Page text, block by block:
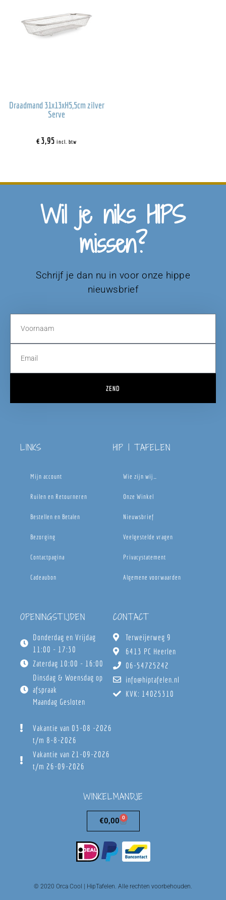
Draadmand 31x13xH5,5cm zilver
Serve
€3,95 incl. btw
Wil je niks HIPS
missen?
Schrijf je dan nu in voor onze hippe
nieuwsbrief
ZEND
LINKS
Mijn account
Ruilen en Retourneren
Bestellen en Betalen
Bezorging
Contactpagina
Cadeaubon
HIP | TAFELEN
Wie zijn wij…
Onze Winkel
Nieuwsbrief
Veelgestelde vragen
Privacystatement
Algemene voorwaarden
OPENINGSTIJDEN
Donderdag en Vrijdag
11:00 - 17:30
Zaterdag 10:00 - 16:00
Dinsdag & Woensdag op
afspraak
Maandag Gesloten
Vakantie van 03-08 -2026
t/m 8-8-2026
Vakantie van 21-09-2026
t/m 26-09-2026
CONTACT
Terweijerweg 9
6413 PC Heerlen
06-54725242
info@hiptafelen.nl
KVK: 14025310
WINKELMANDJE
€0,00 0
© 2020 Orca Cool | HipTafelen. Alle rechten voorbehouden.